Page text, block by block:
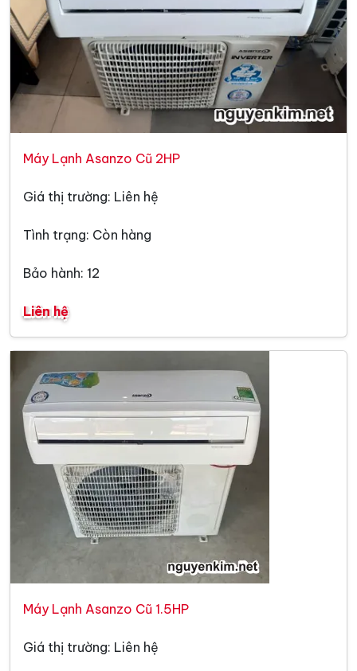
Máy Lạnh Asanzo Cũ 2HP
Giá thị trường: Liên hệ
Tình trạng: Còn hàng
Bảo hành: 12
Liên hệ
Máy Lạnh Asanzo Cũ 1.5HP
Giá thị trường: Liên hệ